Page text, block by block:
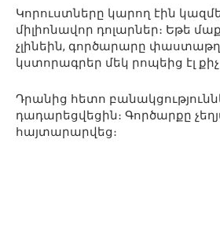
Կորուստները կարող էին
միլիոնավոր դոլարներ։ Եթե
չլինեին, գործարարը
կստորագրեր մեկ րոպեից էլ
Դրանից հետո
դադարեցվեցին։ Գործարքը
հայտարարվեց։